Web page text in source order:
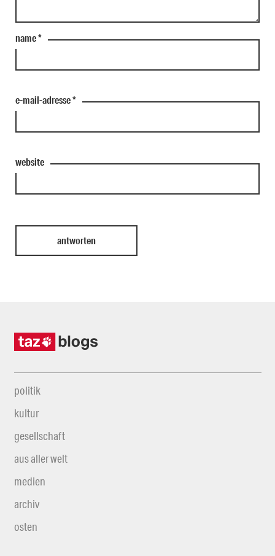
name*
e-mail-adresse*
website
politik
kultur
gesellschaft
aus aller welt
medien
archiv
osten